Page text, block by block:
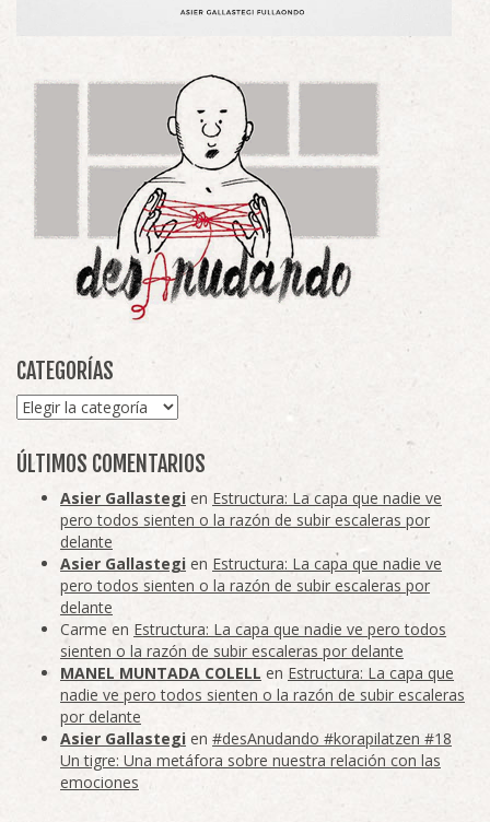
CATEGORÍAS
Categorías
ÚLTIMOS COMENTARIOS
Asier Gallastegi en Estructura: La capa que nadie ve
pero todos sienten o la razón de subir escaleras por
delante
Asier Gallastegi en Estructura: La capa que nadie ve
pero todos sienten o la razón de subir escaleras por
delante
Carme en Estructura: La capa que nadie ve pero todos
sienten o la razón de subir escaleras por delante
MANEL MUNTADA COLELL en Estructura: La capa que
nadie ve pero todos sienten o la razón de subir escaleras
por delante
Asier Gallastegi en #desAnudando #korapilatzen #18
Un tigre: Una metáfora sobre nuestra relación con las
emociones